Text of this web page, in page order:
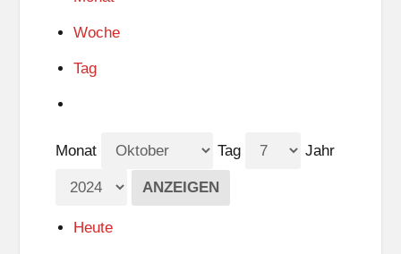
Woche
Tag
Monat Tag Jahr
Heute